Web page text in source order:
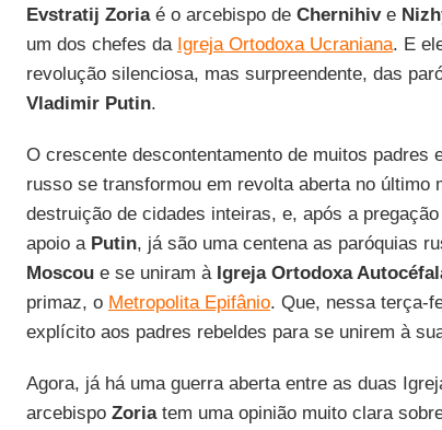
Evstratij Zoriaé o arcebispo de Chernihive
um dos chefes da Igreja Ortodoxa Ucraniana. E
revolução silenciosa, mas surpreendente, das
Vladimir Putin.
O crescente descontentamento de muitos padres
russo se transformou em revolta aberta no último
destruição de cidades inteiras, e, após a
apoio a Putin, já são uma centena as paróquias
Moscoue se uniram à Igreja Ortodoxa
primaz, o Metropolita Epifânio. Que, nessa terça-
explícito aos padres rebeldes para se unirem à
Agora, já há uma guerra aberta entre as duas
arcebispo Zoriatem uma opinião muito clara